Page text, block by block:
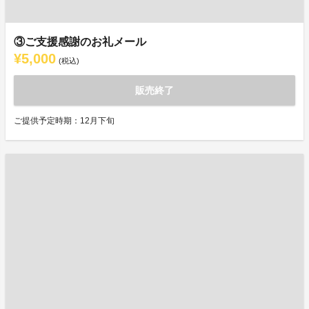
③ご支援感謝のお礼メール
¥5,000 (税込)
販売終了
ご提供予定時期：12月下旬